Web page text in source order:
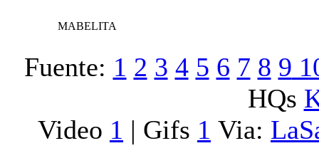
MABELITA
Fuente: 1 2 3 4 5 6 7 8 9
HQs
Video 1 | Gifs 1 Via: